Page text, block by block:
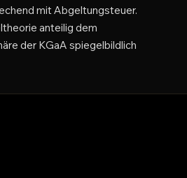
mit Abgeltungsteuer.
anteilig dem
der KGaA spiegelbildlich